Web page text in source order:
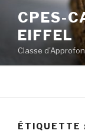
contenu
principal
CPES-
EIFFEL
Classe
ÉTIQUETTE